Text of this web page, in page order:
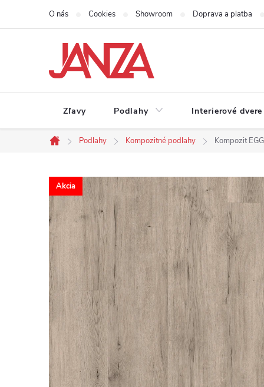
Prejsť na obsah
O nás Cookies Showroom Doprava a platba
Zľavy Podlahy Interierové dvere
Domov
Podlahy Kompozitné podlahy Kompozit
Akcia